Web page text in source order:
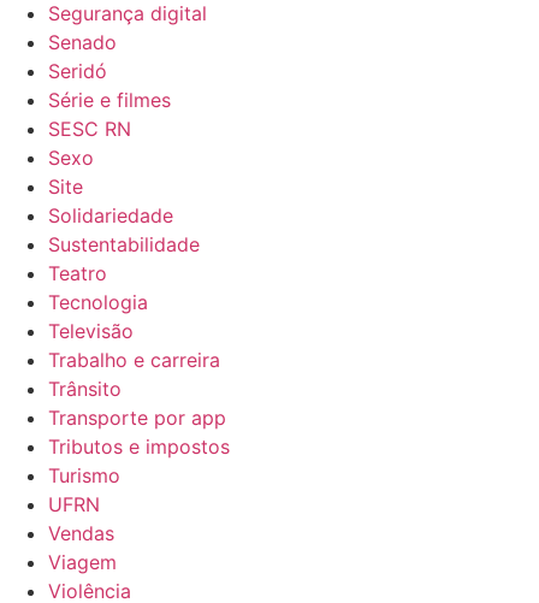
Segurança digital
Senado
Seridó
Série e filmes
SESC RN
Sexo
Site
Solidariedade
Sustentabilidade
Teatro
Tecnologia
Televisão
Trabalho e carreira
Trânsito
Transporte por app
Tributos e impostos
Turismo
UFRN
Vendas
Viagem
Violência